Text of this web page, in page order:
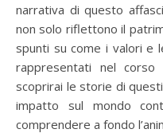
narrativa di questo
non solo riflettono il
spunti su come i valori e
rappresentati nel
scoprirai le storie di
impatto sul mondo
comprendere a fondo